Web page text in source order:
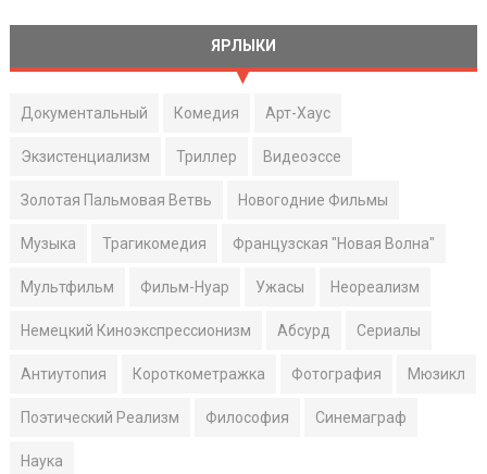
ЯРЛЫКИ
Документальный Комедия Арт-Хаус
Экзистенциализм Триллер Видеоэссе
Золотая Пальмовая Ветвь Новогодние Фильмы
Музыка Трагикомедия Французская "Новая Волна"
Мультфильм Фильм-Нуар Ужасы Неореализм
Немецкий Киноэкспрессионизм Абсурд Сериалы
Антиутопия Короткометражка Фотография Мюзикл
Поэтический Реализм Философия Синемаграф
Наука